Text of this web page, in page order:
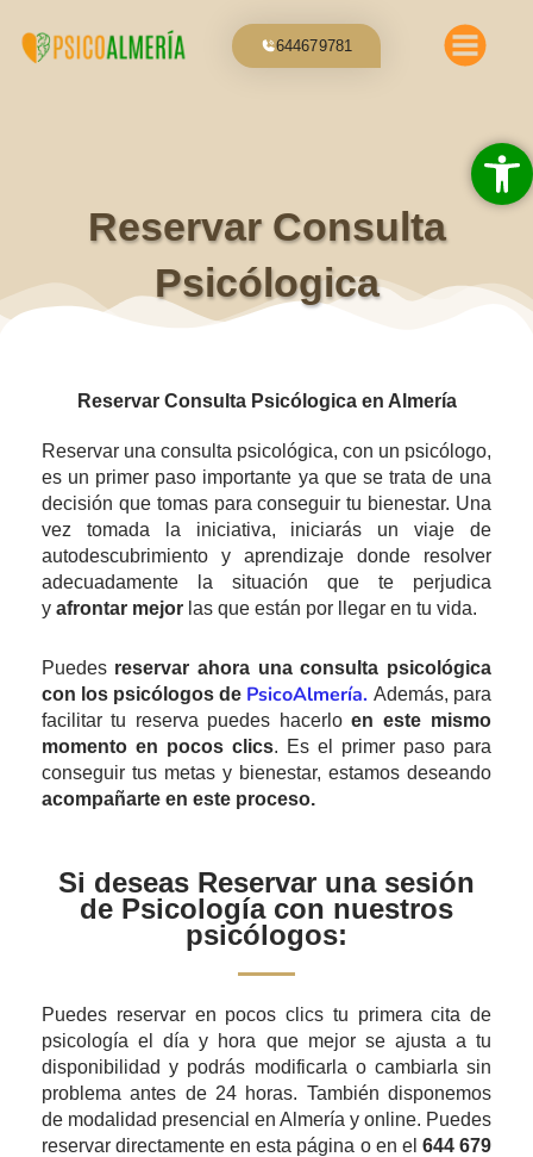
contenido
644679781
Reservar Consulta
Psicólogica
Reservar Consulta Psicólogica en Almería
Reservar una consulta psicológica, con un psicólogo,
es un primer paso importante ya que se trata de una
decisión que tomas para conseguir tu bienestar. Una
vez tomada la iniciativa, iniciarás un viaje de
autodescubrimiento y aprendizaje donde resolver
adecuadamente la situación que te perjudica
y afrontar mejor las que están por llegar en tu vida.
Puedes reservar ahora una consulta psicológica
con los psicólogos de PsicoAlmería. Además, para
facilitar tu reserva puedes hacerlo en este mismo
momento en pocos clics. Es el primer paso para
conseguir tus metas y bienestar, estamos deseando
acompañarte en este proceso.
Si deseas Reservar una sesión
de Psicología con nuestros
psicólogos:
Puedes reservar en pocos clics tu primera cita de
psicología el día y hora que mejor se ajusta a tu
disponibilidad y podrás modificarla o cambiarla sin
problema antes de 24 horas. También disponemos
de modalidad presencial en Almería y online. Puedes
reservar directamente en esta página o en el 644 679
Abrir